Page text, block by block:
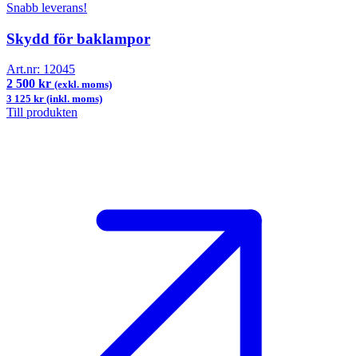
Snabb leverans!
Skydd för baklampor
Art.nr: 12045
2 500 kr (exkl. moms)
3 125 kr (inkl. moms)
Till produkten